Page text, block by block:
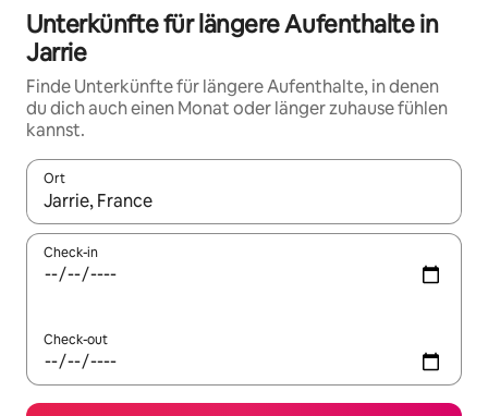
Unterkünfte für längere Aufenthalte in
Jarrie
Finde Unterkünfte für längere Aufenthalte, in denen
du dich auch einen Monat oder länger zuhause fühlen
kannst.
Ort
Wenn Ergebnisse verfügbar sind, navigiere mit den
Check-in
Check-out